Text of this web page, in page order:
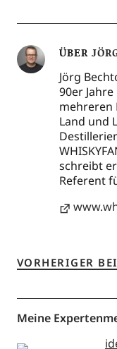
ÜBER
Jörg
90er
mehreren
Land und
schreibt
Referent
VORHERIGER
Meine